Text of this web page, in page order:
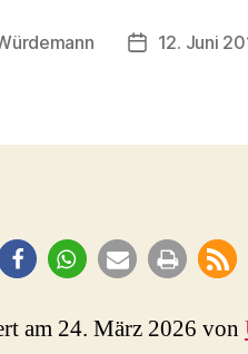
12. Juni
am 24. März 2026 von